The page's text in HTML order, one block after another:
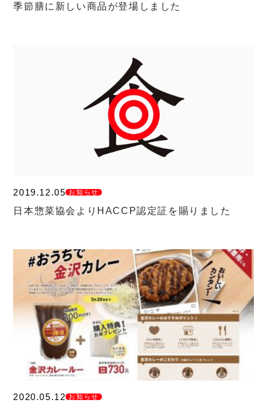
季節膳に新しい商品が登場しました
2019.12.05 お知らせ
日本惣菜協会よりHACCP認定証を賜りました
2020.05.12 お知らせ